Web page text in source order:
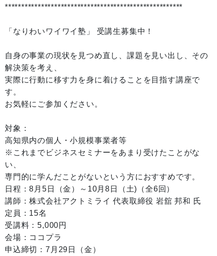
******************************************************
「なりわいワイワイ塾」 受講生募集中！
自身の事業の現状を見つめ直し、課題を見い出し、その
解決策を考え、
実際に行動に移す力を身に着けることを目指す講座で
す。
お気軽にご参加ください。
対象：
高知県内の個人・小規模事業者等
※これまでビジネスセミナーをあまり受けたことがな
い、
専門的に学んだことがないという方におすすめです。
日程：8月5日（金）～10月8日（土)（全6回）
講師：株式会社アクトミライ 代表取締役 岩舘 邦和 氏
定員：15名
受講料：5,000円
会場：ココプラ
申込締切：7月29日（金）